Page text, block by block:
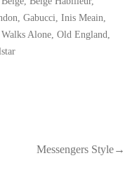
Gabucci Inis Meain
Alone, Old England
Messengers Style→